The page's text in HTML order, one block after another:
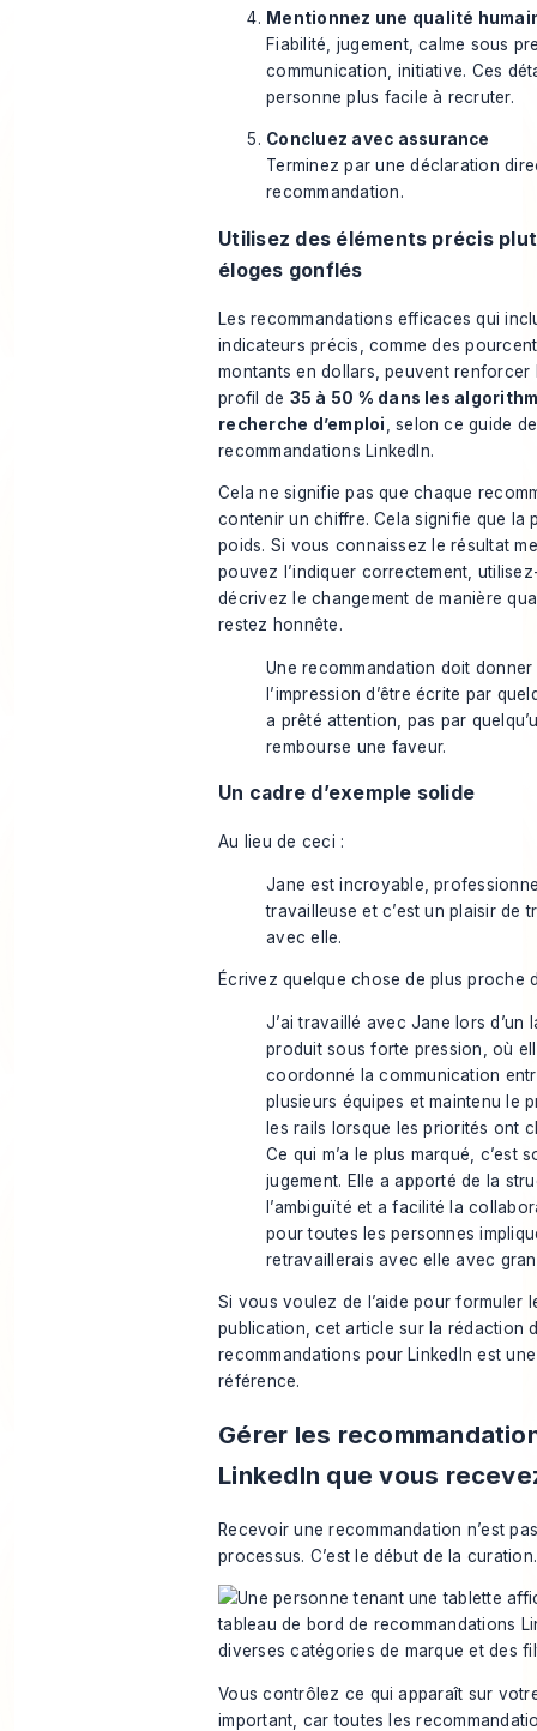
Mentionnez une qualité
Fiabilité, jugement, calme sous
communication, initiative. Ces
personne plus facile à recruter.
Concluez avec assurance
Terminez par une déclaration
recommandation.
Utilisez des éléments précis
éloges gonflés
Les recommandations efficaces qui
indicateurs précis, comme des
montants en dollars, peuvent renforcer
profil de 35 à 50 % dans les
recherche d’emploi , selonce guide
recommandations LinkedIn.
Cela ne signifie pas que chaque
contenir un chiffre. Cela signifie que la
poids. Si vous connaissez le résultat
pouvez l’indiquer correctement,
décrivez le changement de manière
restez honnête.
Une recommandation doit donner
l’impression d’être écrite par
a prêté attention, pas par
rembourse une faveur.
Un cadre d’exemple solide
Au lieu de ceci :
Jane est incroyable,
travailleuse et c’est un plaisir de
avec elle.
Écrivez quelque chose de plus proche
J’ai travaillé avec Jane lors d’un
produit sous forte pression, où
coordonné la communication
plusieurs équipes et maintenu le
les rails lorsque les priorités ont
Ce qui m’a le plus marqué, c’est
jugement. Elle a apporté de la
l’ambiguïté et a facilité la
pour toutes les personnes
retravaillerais avec elle avec
Si vous voulez de l’aide pour formuler
publication, cet article sur la rédaction
recommandations pour LinkedIn est
référence.
Gérer les
LinkedIn que vous
Recevoir une recommandation n’est
processus. C’est le début de la curation.
Vous contrôlez ce qui apparaît sur
important, car toutes les